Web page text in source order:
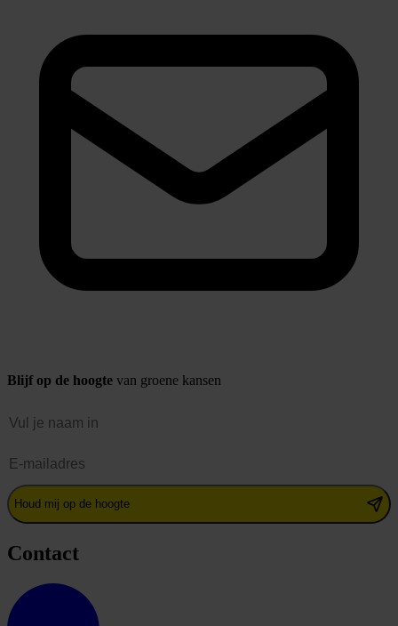
Blijf op de hoogte van groene kansen
Houd mij op de hoogte
Contact